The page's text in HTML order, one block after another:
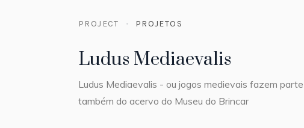
PROJECT PROJETOS
Ludus Mediaevalis
Ludus Mediaevalis - ou jogos medievais fazem parte
também do acervo do Museu do Brincar